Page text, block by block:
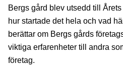
Bergs gård blev utsedd till
hur startade det hela och vad
berättar om Bergs gårds
viktiga erfarenheter till andra
företag.